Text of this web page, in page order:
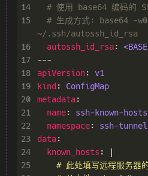
14
# 使用 base64 编码的
15
# 生成方式: base64 -w0
~/.ssh/autossh_id_rsa
16
autossh_id_rsa:
17
18
apiVersion: v1
19
kind : ConfigMap
20
metadata
21
name: ssh-known-hosts
22
namespace: ssh-tunnel
23
data
24
known_hosts : |
25